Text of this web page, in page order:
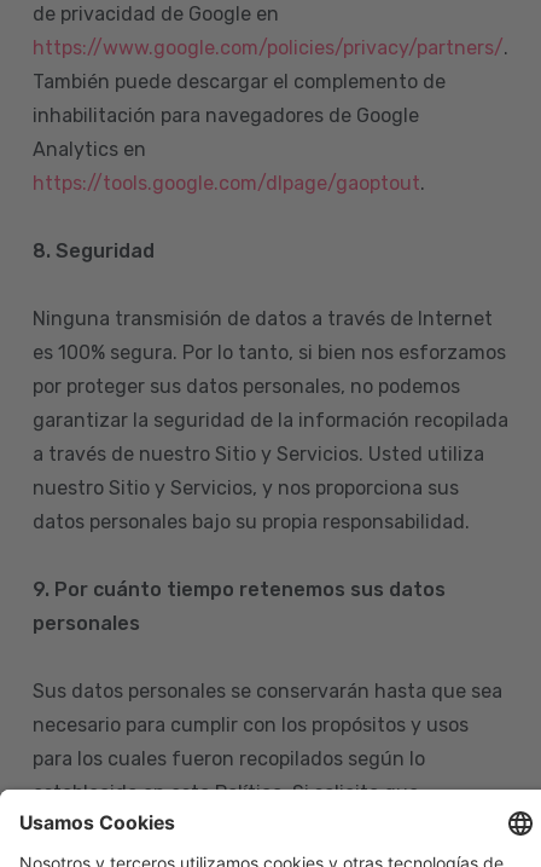
de privacidad de Google en
https://www.google.com/policies/privacy/partners/.
También puede descargar el complemento de
inhabilitación para navegadores de Google
Analytics en
https://tools.google.com/dlpage/gaoptout.
8. Seguridad
Ninguna transmisión de datos a través de Internet
es 100% segura. Por lo tanto, si bien nos esforzamos
por proteger sus datos personales, no podemos
garantizar la seguridad de la información recopilada
a través de nuestro Sitio y Servicios. Usted utiliza
nuestro Sitio y Servicios, y nos proporciona sus
datos personales bajo su propia responsabilidad.
9. Por cuánto tiempo retenemos sus datos
personales
Sus datos personales se conservarán hasta que sea
necesario para cumplir con los propósitos y usos
para los cuales fueron recopilados según lo
establecido en esta Política. Si solicita que
eliminemos sus datos personales de nuestras bases
de datos, tenga en cuenta que igualmente